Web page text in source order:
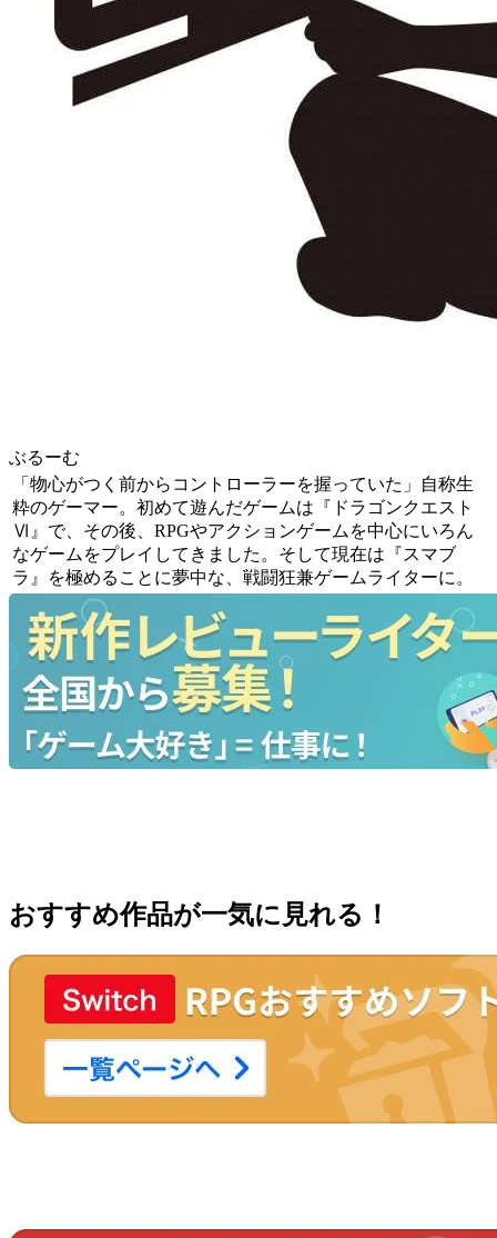
ぶるーむ
「物心がつく前からコントローラーを握っていた」自称生
粋のゲーマー。初めて遊んだゲームは『ドラゴンクエスト
Ⅵ』で、その後、RPGやアクションゲームを中心にいろん
なゲームをプレイしてきました。そして現在は『スマブ
ラ』を極めることに夢中な、戦闘狂兼ゲームライターに。
おすすめ作品が一気に見れる！